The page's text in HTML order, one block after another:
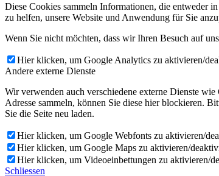
Diese Cookies sammeln Informationen, die entweder
zu helfen, unsere Website und Anwendung für Sie
Wenn Sie nicht möchten, dass wir Ihren Besuch auf
Hier klicken, um Google Analytics zu aktivieren/
Andere externe Dienste
Wir verwenden auch verschiedene externe Dienste
Adresse sammeln, können Sie diese hier blockieren.
Sie die Seite neu laden.
Hier klicken, um Google Webfonts zu aktivieren/
Hier klicken, um Google Maps zu aktivieren/
Hier klicken, um Videoeinbettungen zu aktivieren/
Schliessen